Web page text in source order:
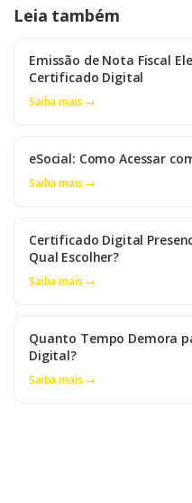
Leia também
Emissão de Nota Fiscal
Certificado Digital
Saiba mais →
eSocial: Como Acessar
Saiba mais →
Certificado Digital
Qual Escolher?
Saiba mais →
Quanto Tempo Demora
Digital?
Saiba mais →